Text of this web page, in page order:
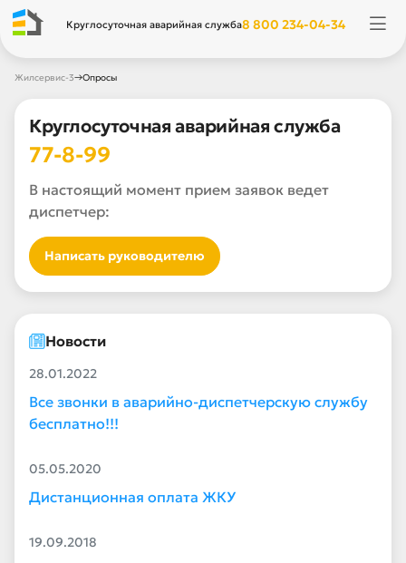
Круглосуточная аварийная служба8 800 234-04-34
Жилсервис-3→Опросы
Круглосуточная аварийная служба
77-8-99
В настоящий момент прием заявок ведет
диспетчер:
Написать руководителю
Новости
28.01.2022
Все звонки в аварийно-диспетчерскую службу
бесплатно!!!
05.05.2020
Дистанционная оплата ЖКУ
19.09.2018